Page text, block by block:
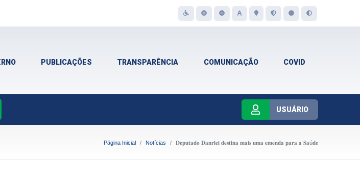
PUBLICAÇÕES TRANSPARÊNCIA COMUNICAÇÃO COVID
USUÁRIO
Página Inicial Notícias 𝐃𝐞𝐩𝐮𝐭𝐚𝐝𝐨 𝐃𝐚𝐧𝐫𝐥𝐞𝐢 𝐝𝐞𝐬𝐭𝐢𝐧𝐚 𝐦𝐚𝐢𝐬 𝐮𝐦𝐚 𝐞𝐦𝐞𝐧𝐝𝐚 𝐩𝐚𝐫𝐚 𝐚 𝐒𝐚ú𝐝𝐞